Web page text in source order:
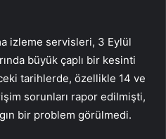
izleme servisleri, 3 Eylül
büyük çaplı bir kesinti
tarihlerde, özellikle 14 ve
sorunları rapor edilmişti,
bir problem görülmedi.